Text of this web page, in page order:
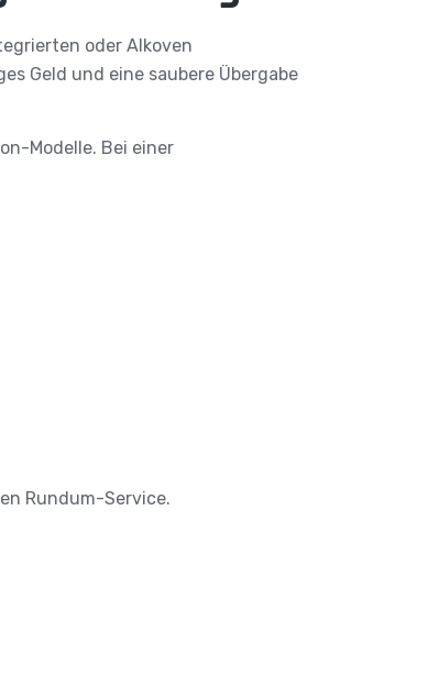
oder Alkoven
Geld und eine saubere Übergabe
Modelle. Bei einer
Rundum-Service.